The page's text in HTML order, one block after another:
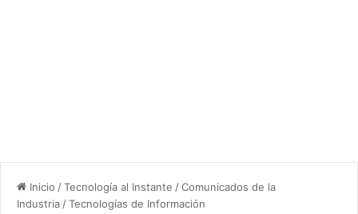
Inicio /Tecnología al Instante /Comunicados de la
Industria /Tecnologías de Información